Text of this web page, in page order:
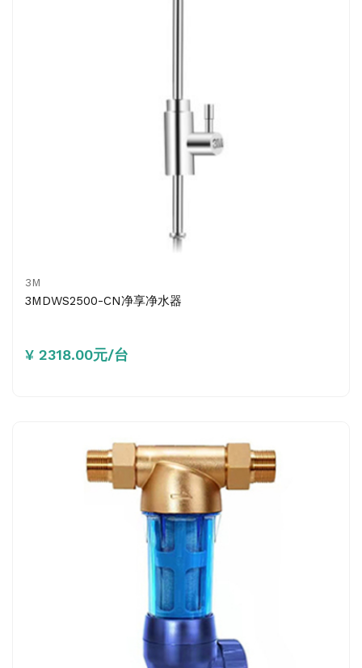
3M
3MDWS2500-CN净享净水器
¥ 2318.00元/台